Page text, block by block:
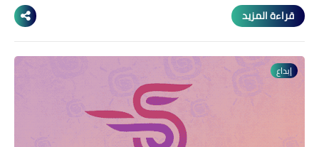
قراءة المزيد
إبداع